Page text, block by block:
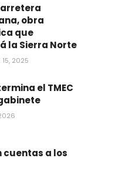
obra
que
la Sierra Norte
15, 2025
el TMEC
cuentas a los